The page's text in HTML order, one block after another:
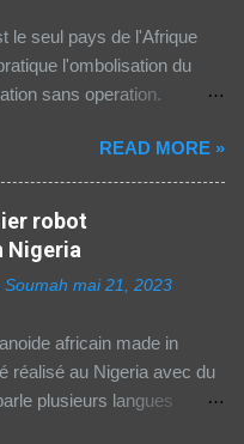
monde, cette dernière est
reste difficile –
et les personnes
appréhender le fossé
La moitié des citadins
contre seulement 15% de
l'échelle de la planète, les
urbaines sont deux fois...
le seul pays de l'Afrique
l'ombolisation du
sans operation.
pres de 300 femmes.
- Votre boutique de
life tv.
READ MORE »
robot
Nigeria
Soumah mai 21, 2023
africain made in
réalisé au Nigeria avec du
plusieurs langues